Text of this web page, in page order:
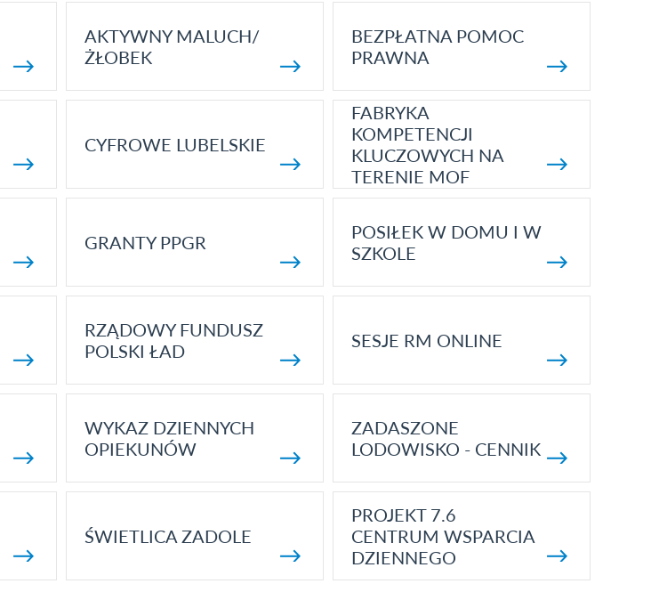
AKTYWNY MALUCH/
ŻŁOBEK
BEZPŁATNA POMOC
PRAWNA
CYFROWE LUBELSKIE
FABRYKA
KOMPETENCJI
KLUCZOWYCH NA
TERENIE MOF
GRANTY PPGR
POSIŁEK W DOMU I W
SZKOLE
RZĄDOWY FUNDUSZ
POLSKI ŁAD
SESJE RM ONLINE
WYKAZ DZIENNYCH
OPIEKUNÓW
ZADASZONE
LODOWISKO - CENNIK
ŚWIETLICA ZADOLE
PROJEKT 7.6
CENTRUM WSPARCIA
DZIENNEGO